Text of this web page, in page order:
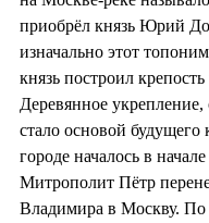
приобрёл князь Юрий
изначально этот
князь построил
Деревянное
стало основой будущего
городе началось в
Митрополит Пётр
Владимира в Москву. По